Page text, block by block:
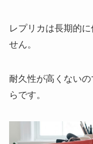
レプリカは長期的
せん。
耐久性が高くないの
らです。